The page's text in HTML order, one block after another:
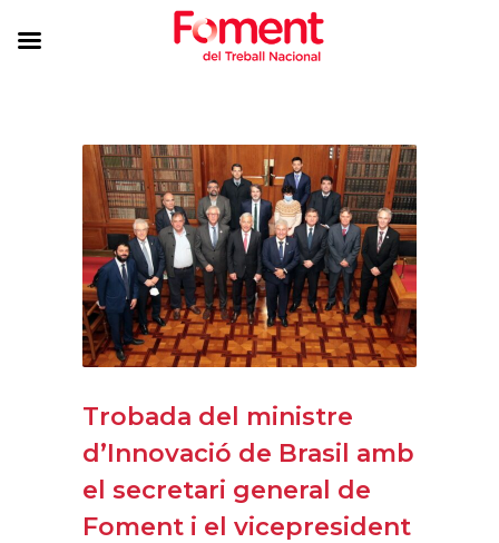
Trobada del ministre
d’Innovació de Brasil amb
el secretari general de
Foment i el vicepresident